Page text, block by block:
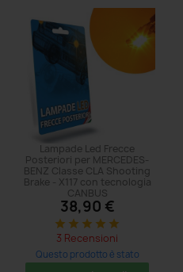
Lampade Led Frecce
Posteriori per MERCEDES-
BENZ Classe CLA Shooting
Brake - X117 con tecnologia
CANBUS
38,90 €
star star star star star
3 Recensioni
Questo prodotto è stato